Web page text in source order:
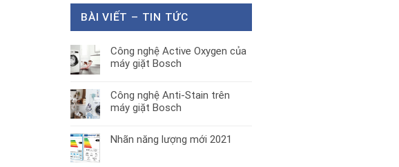
là:
BÀI VIẾT – TIN TỨC
Công nghệ Active Oxygen của
máy giặt Bosch
Công nghệ Anti-Stain trên
máy giặt Bosch
Nhãn năng lượng mới 2021